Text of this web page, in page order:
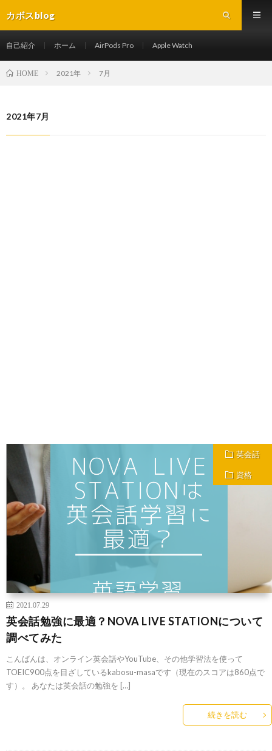
カボスblog
自己紹介 ホーム AirPods Pro Apple Watch
HOME 2021年 7月
2021年7月
英会話
資格
2021.07.29
英会話勉強に最適？NOVA LIVE STATIONについて
調べてみた
こんばんは、オンライン英会話やYouTube、その他学習法を使って
TOEIC900点を目ざしているkabosu-masaです（現在のスコアは860点で
す）。 あなたは英会話の勉強を […]
続きを読む